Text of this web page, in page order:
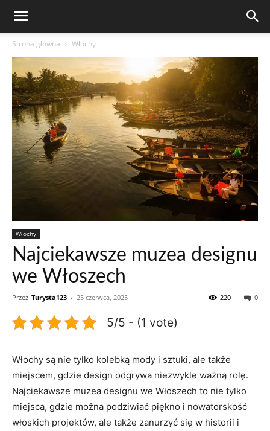
Strona główna Włochy
Włochy
Najciekawsze muzea designu
we Włoszech
Przez Turysta123 - 25 czerwca, 2025 0
220
5/5 - (1 vote)
Włochy są nie tylko⁣ kolebką mody i sztuki, ale także
miejscem, gdzie design odgrywa niezwykle ważną rolę.
Najciekawsze⁢ muzea designu we Włoszech‍ to ⁤nie tylko
miejsca,⁣ gdzie można podziwiać piękno i nowatorskość
włoskich projektów, ⁣ale⁤ także zanurzyć ​się⁤ w⁣ historii‌ i